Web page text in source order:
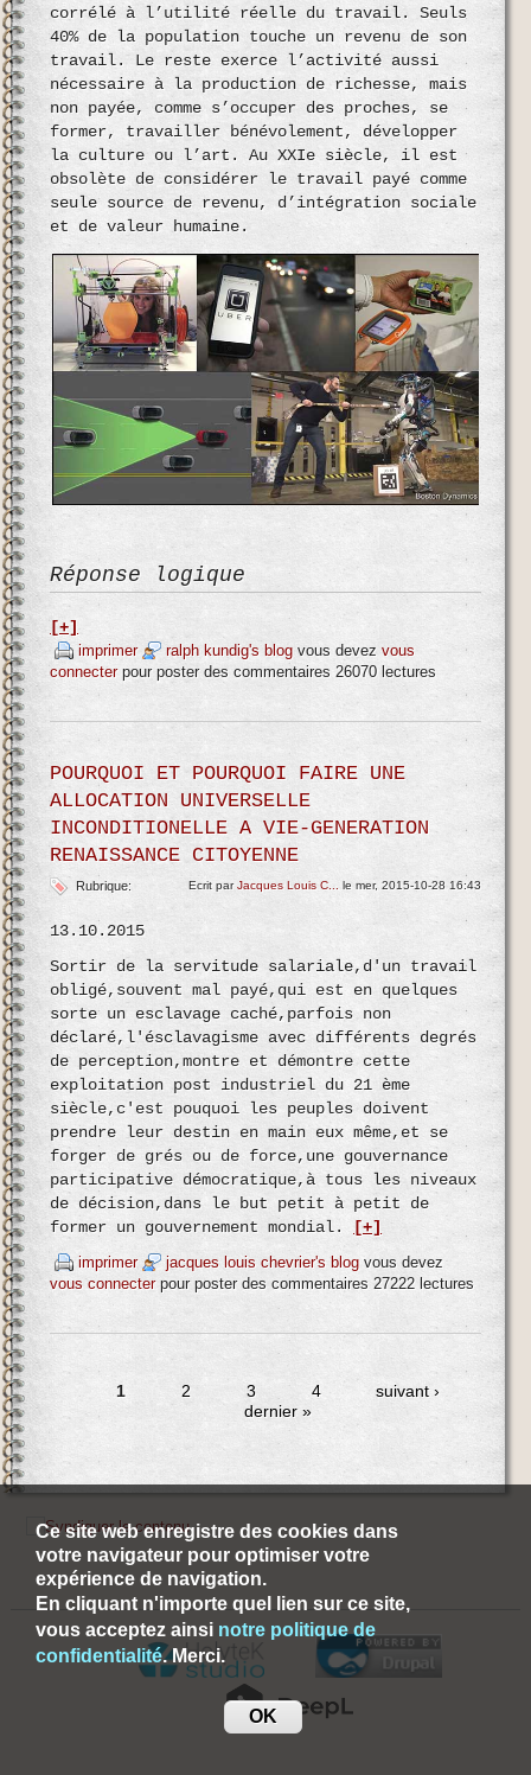
corrélé à l’utilité réelle du travail. Seuls
40% de la population touche un revenu de son
travail. Le reste exerce l’activité aussi
nécessaire à la production de richesse, mais
non payée, comme s’occuper des proches, se
former, travailler bénévolement, développer
la culture ou l’art. Au XXIe siècle, il est
obsolète de considérer le travail payé comme
seule source de revenu, d’intégration sociale
et de valeur humaine.
Réponse logique
[+]
imprimer
ralph kundig's blog vous devezvous
connecterpour poster des commentaires 26070 lectures
POURQUOI ET POURQUOI FAIRE UNE
ALLOCATION UNIVERSELLE
INCONDITIONELLE A VIE-GENERATION
RENAISSANCE CITOYENNE
Ecrit parJacques Louis C... le mer, 2015-10-28 16:43
Rubrique:
13.10.2015
Sortir de la servitude salariale,d'un travail
obligé,souvent mal payé,qui est en quelques
sorte un esclavage caché,parfois non
déclaré,l'ésclavagisme avec différents degrés
de perception,montre et démontre cette
exploitation post industriel du 21 ème
siècle,c'est pouquoi les peuples doivent
prendre leur destin en main eux même,et se
forger de grés ou de force,une gouvernance
participative démocratique,à tous les niveaux
de décision,dans le but petit à petit de
former un gouvernement mondial.
[+]
imprimer
jacques louis chevrier's blog vous devez
vous connecterpour poster des commentaires 27222 lectures
1 2 3 4
suivant ›
dernier »
Ce site web enregistre des cookies dans
votre navigateur pour optimiser votre
expérience de navigation.
En cliquant n'importe quel lien sur ce site,
vous acceptez ainsi notre politique de
confidentialité. Merci.
OK